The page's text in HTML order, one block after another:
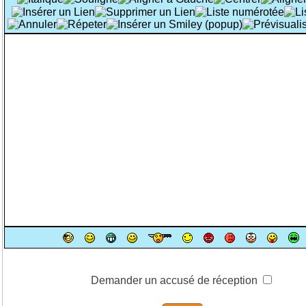
Demander un accusé de réception